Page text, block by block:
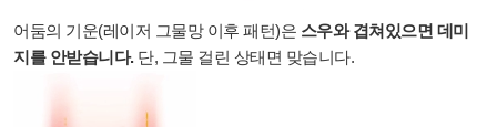
어둠의 기운(레이저 그물망 이후 패턴)은 스우와 겹쳐있으면 데미
지를 안받습니다.단, 그물 걸린 상태면 맞습니다.